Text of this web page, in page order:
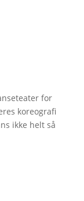
for
koreografi
ikke helt så